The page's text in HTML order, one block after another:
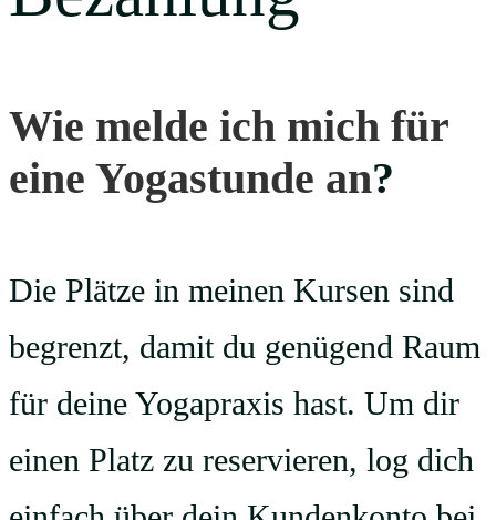
Wie melde ich mich für
eine Yogastunde an?
Die Plätze in meinen Kursen sind
begrenzt, damit du genügend Raum
für deine Yogapraxis hast. Um dir
einen Platz zu reservieren, log dich